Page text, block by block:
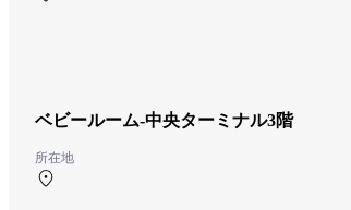
ベビールーム-中央ターミナル3階
所在地